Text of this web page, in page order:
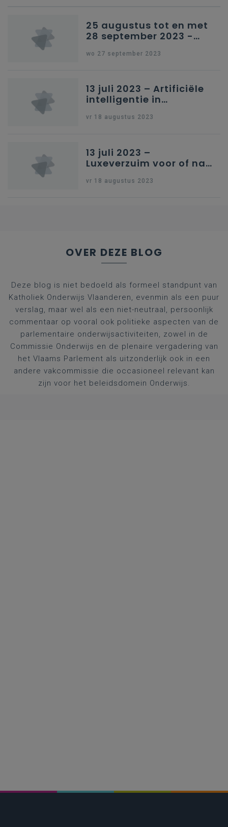
25 augustus tot en met
28 september 2023 -
wo 27 september 2023
13 juli 2023 – Artificiële
intelligentie in
vr 18 augustus 2023
13 juli 2023 –
Luxeverzuim voor of na
vr 18 augustus 2023
OVER DEZE BLOG
Deze blog is niet bedoeld als formeel standpunt van
Katholiek Onderwijs Vlaanderen, evenmin als een puur
verslag, maar wel als een niet-neutraal, persoonlijk
commentaar op vooral ook politieke aspecten van de
parlementaire onderwijsactiviteiten, zowel in de
Commissie Onderwijs en de plenaire vergadering van
het Vlaams Parlement als uitzonderlijk ook in een
andere vakcommissie die occasioneel relevant kan
zijn voor het beleidsdomein Onderwijs.